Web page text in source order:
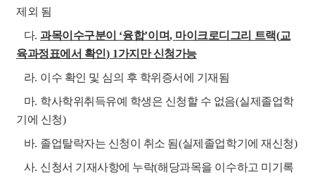
제외 됨
다.과목이수구분이 ‘융합’이며, 마이크로디그리 트랙(교
육과정표에서 확인) 1가지만 신청가능
라. 이수 확인 및 심의 후 학위증서에 기재됨
마. 학사학위취득유예 학생은 신청할 수 없음(실제졸업학
기에 신청)
바. 졸업탈락자는 신청이 취소 됨(실제졸업학기에 재신청)
사. 신청서 기재사항에 누락(해당과목을 이수하고 미기록